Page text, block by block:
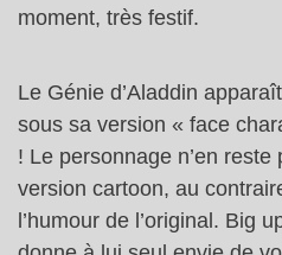
moment, très festif.
Le Génie d’Aladdin
sous sa version « face
! Le personnage n’en
version cartoon, au
l’humour de l’original. Big